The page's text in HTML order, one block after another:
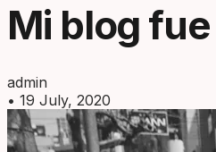
Mi blog
admin
• 19 July, 2020